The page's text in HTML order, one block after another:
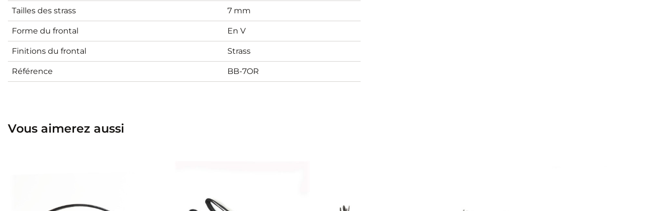
Tailles des strass 7 mm
Forme du frontal En V
Finitions du frontal Strass
Référence BB-7OR
Vous aimerez aussi